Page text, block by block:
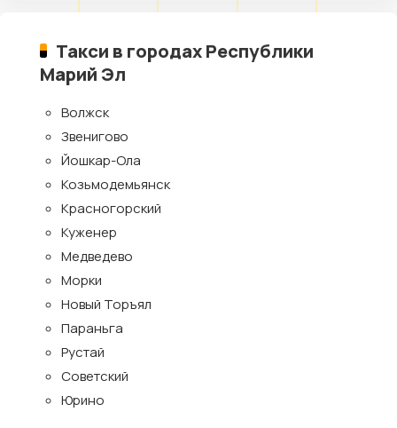
Такси в городах Республики
Марий Эл
Волжск
Звенигово
Йошкар-Ола
Козьмодемьянск
Красногорский
Куженер
Медведево
Морки
Новый Торъял
Параньга
Рустай
Советский
Юрино